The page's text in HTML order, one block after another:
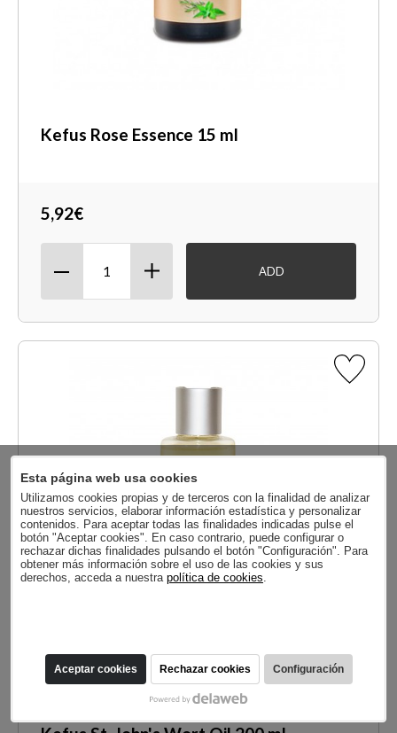
Kefus Rose Essence 15 ml
5,92€
ADD
Esta página web usa cookies
Utilizamos cookies propias y de terceros con la finalidad de analizar
nuestros servicios, elaborar información estadística y personalizar
contenidos. Para aceptar todas las finalidades indicadas pulse el
botón "Aceptar cookies". En caso contrario, puede configurar o
rechazar dichas finalidades pulsando el botón "Configuración". Para
obtener más información sobre el uso de las cookies y sus
derechos, acceda a nuestra política de cookies.
Aceptar cookies Rechazar cookies Configuración